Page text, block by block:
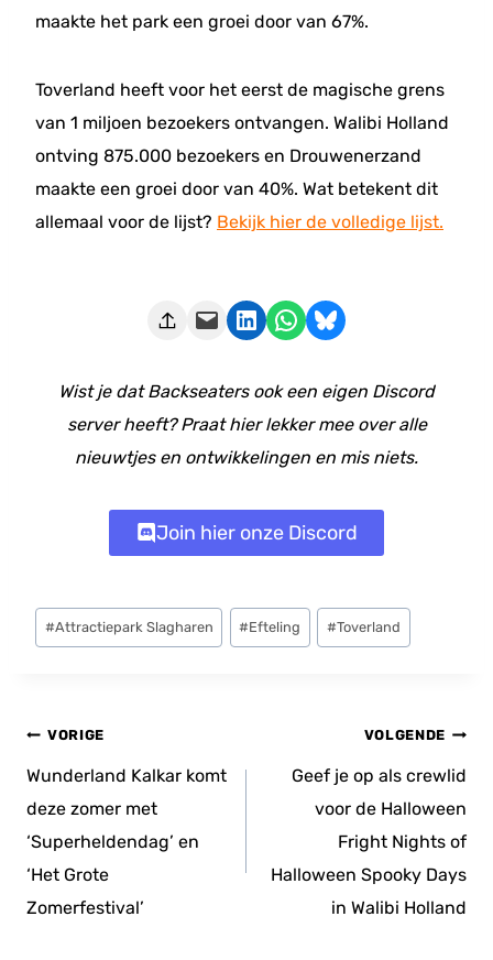
maakte het park een groei door van 67%.
Toverland heeft voor het eerst de magische grens
van 1 miljoen bezoekers ontvangen. Walibi Holland
ontving 875.000 bezoekers en Drouwenerzand
maakte een groei door van 40%. Wat betekent dit
allemaal voor de lijst? Bekijk hier de volledige lijst.
Deze pagina e-mailen Delen op LinkedIn Delen via WhatsApp Share on Bluesky
Wist je dat Backseaters ook een eigen Discord
server heeft? Praat hier lekker mee over alle
nieuwtjes en ontwikkelingen en mis niets.
Join hier onze Discord
Bericht
tags:
#Attractiepark Slagharen #Efteling #Toverland
Bericht
navigatie
VORIGE
Wunderland Kalkar komt
deze zomer met
‘Superheldendag’ en
‘Het Grote
Zomerfestival’
VOLGENDE
Geef je op als crewlid
voor de Halloween
Fright Nights of
Halloween Spooky Days
in Walibi Holland